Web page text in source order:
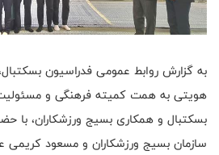
به گزارش روابط عمومی فدراسیون
هویتی به همت کمیته فرهنگی و
بسکتبال و همکاری بسیج ورزشکاران، با
سازمان بسیج ورزشکاران و مسعود